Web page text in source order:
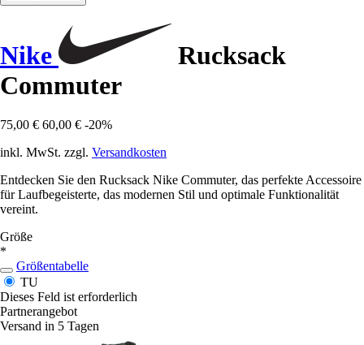
Nike
Rucksack
Commuter
75,00 € 60,00 € -20%
inkl. MwSt. zzgl. Versandkosten
Entdecken Sie den Rucksack Nike Commuter, das perfekte Accessoire
für Laufbegeisterte, das modernen Stil und optimale Funktionalität
vereint.
Größe
*
Größentabelle
TU
Dieses Feld ist erforderlich
Partnerangebot
Versand in 5 Tagen